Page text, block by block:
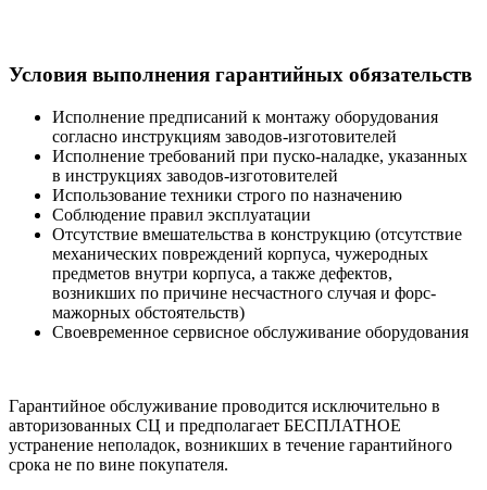
Условия выполнения гарантийных обязательств
Исполнение предписаний к монтажу оборудования
согласно инструкциям заводов-изготовителей
Исполнение требований при пуско-наладке, указанных
в инструкциях заводов-изготовителей
Использование техники строго по назначению
Соблюдение правил эксплуатации
Отсутствие вмешательства в конструкцию (отсутствие
механических повреждений корпуса, чужеродных
предметов внутри корпуса, а также дефектов,
возникших по причине несчастного случая и форс-
мажорных обстоятельств)
Своевременное сервисное обслуживание оборудования
Гарантийное обслуживание проводится исключительно в
авторизованных СЦ и предполагает БЕСПЛАТНОЕ
устранение неполадок, возникших в течение гарантийного
срока не по вине покупателя.